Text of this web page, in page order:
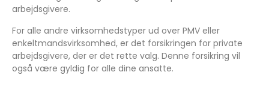
arbejdsgivere.
For alle andre virksomhedstyper ud over PMV eller
enkeltmandsvirksomhed, er det forsikringen for private
arbejdsgivere, der er det rette valg. Denne forsikring vil
også være gyldig for alle dine ansatte.